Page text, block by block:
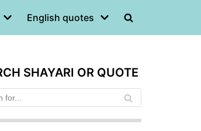
English quotes
SHAYARI OR QUOTE